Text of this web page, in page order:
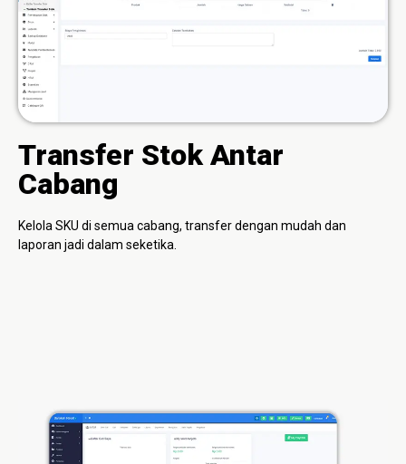
Transfer Stok Antar
Cabang
Kelola SKU di semua cabang, transfer dengan mudah dan
laporan jadi dalam seketika.